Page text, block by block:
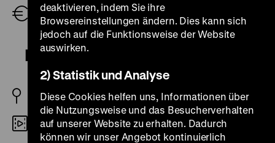
Eintritt frei
Nachkommenschaften
1977 BRD
Digital SD
deaktivieren, indem Sie ihre
Browsereinstellungen ändern. Dies kann sich
jedoch auf die Funktionsweise der Website
auswirken.
2) Statistik und Analyse
Diese Cookies helfen uns, Informationen über
die Nutzungsweise und das Besucherverhalten
auf unserer Website zu erhalten. Dadurch
können wir unser Angebot kontinuierlich